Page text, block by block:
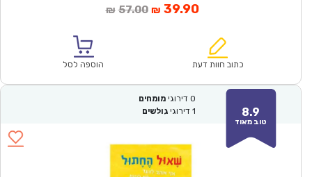
₪ 57.00המחיר
₪57.00.
₪ 39.90המחיר
הוא:
כתוב חוות דעת הוספה לסל
8.9
טוב מאוד
0 דירוגי מומחים
1 דירוגי גולשים